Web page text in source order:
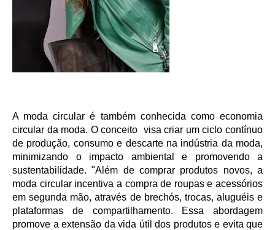
A moda circular é também conhecida como economia
circular da moda. O conceito  visa criar um ciclo contínuo
de produção, consumo e descarte na indústria da moda,
minimizando o impacto ambiental e promovendo a
sustentabilidade. "Além de comprar produtos novos, a
moda circular incentiva a compra de roupas e acessórios
em segunda mão, através de brechós, trocas, aluguéis e
plataformas de compartilhamento. Essa abordagem
promove a extensão da vida útil dos produtos e evita que